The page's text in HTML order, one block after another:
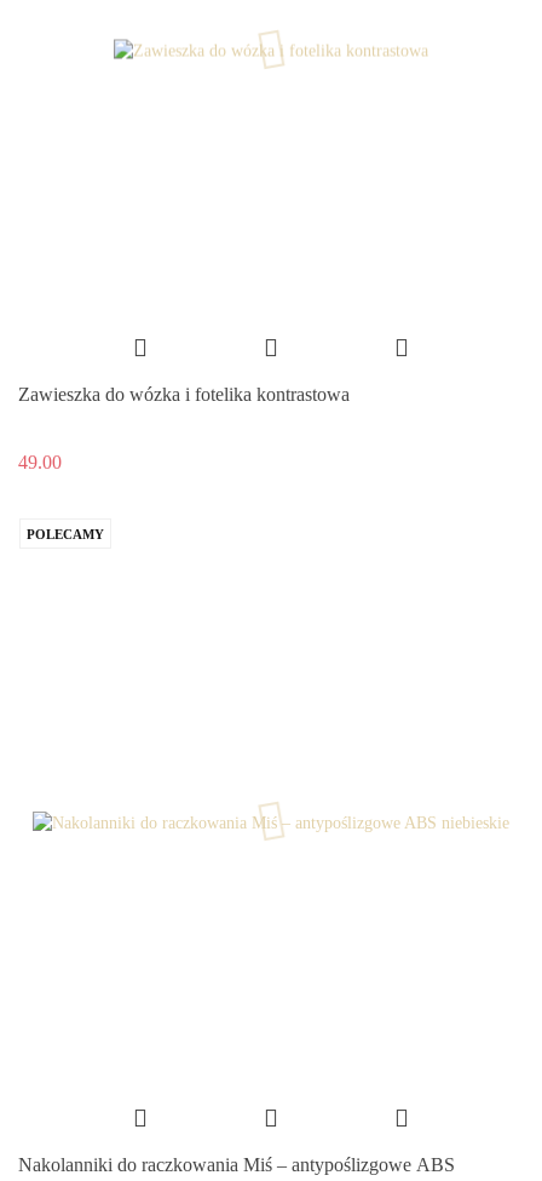
Zawieszka do wózka i fotelika kontrastowa
49.00
POLECAMY
Nakolanniki do raczkowania Miś – antypoślizgowe ABS